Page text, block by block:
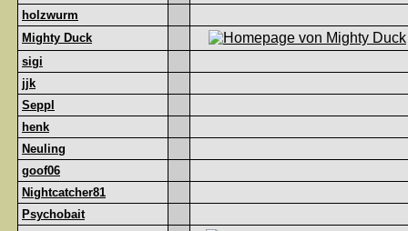
holzwurm
Mighty Duck
sigi
jjk
Seppl
henk
Neuling
goof06
Nightcatcher81
Psychobait